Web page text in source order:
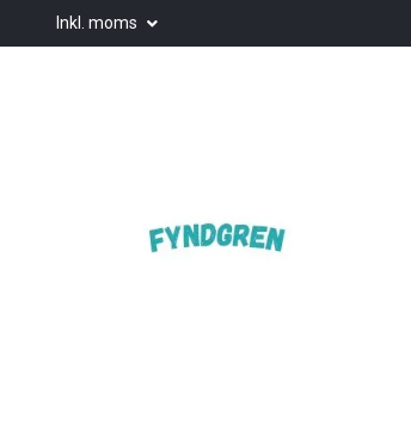
Inkl. moms